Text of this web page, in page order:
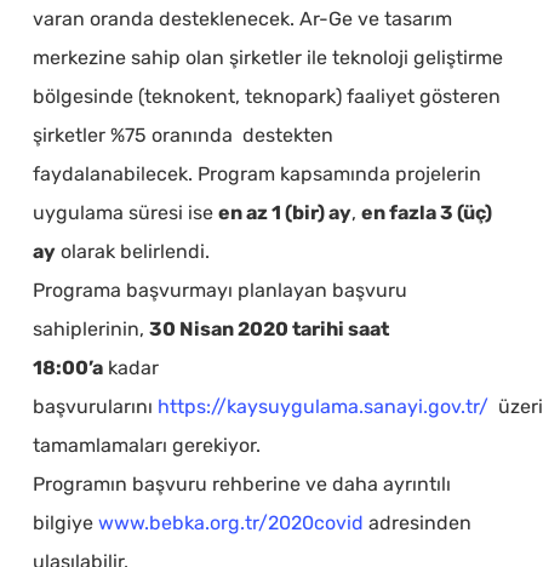
varan oranda desteklenecek. Ar-Ge ve tasarım
merkezine sahip olan şirketler ile teknoloji geliştirme
bölgesinde (teknokent, teknopark) faaliyet gösteren
şirketler %75 oranında destekten
faydalanabilecek. Program kapsamında projelerin
uygulama süresi ise en az 1 (bir) ay, en fazla 3 (üç)
ayolarak belirlendi.
Programa başvurmayı planlayan başvuru
sahiplerinin, 30 Nisan 2020 tarihi saat
18:00’akadar
başvurularını https://kaysuygulama.sanayi.gov.tr/
tamamlamaları gerekiyor.
Programın başvuru rehberine ve daha ayrıntılı
bilgiye www.bebka.org.tr/2020covid adresinden
ulaşılabilir.